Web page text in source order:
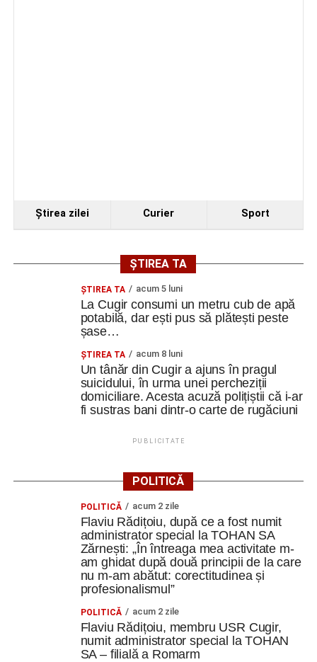
Ştirea zilei Curier Sport
ȘTIREA TA
ȘTIREA TA acum 5 luni
La Cugir consumi un metru cub de apă
potabilă, dar ești pus să plătești peste
șase…
ȘTIREA TA acum 8 luni
Un tânăr din Cugir a ajuns în pragul
suicidului, în urma unei percheziții
domiciliare. Acesta acuză polițiștii că i-ar
fi sustras bani dintr-o carte de rugăciuni
PUBLICITATE
POLITICĂ
POLITICĂ acum 2 zile
Flaviu Rădițoiu, după ce a fost numit
administrator special la TOHAN SA
Zărnești: „În întreaga mea activitate m-
am ghidat după două principii de la care
nu m-am abătut: corectitudinea și
profesionalismul”
POLITICĂ acum 2 zile
Flaviu Rădițoiu, membru USR Cugir,
numit administrator special la TOHAN
SA – filială a Romarm